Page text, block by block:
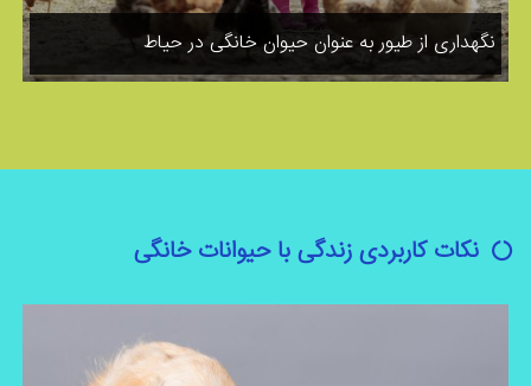
نگهداری از طیور به عنوان حیوان خانگی در حیاط
نکات کاربردی زندگی با حیوانات خانگی